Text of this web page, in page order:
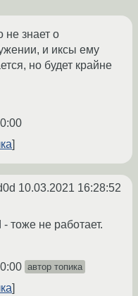
не знает о
и иксы ему
но будет крайне
10.03.2021 16:28:52
тоже не работает.
автор топика